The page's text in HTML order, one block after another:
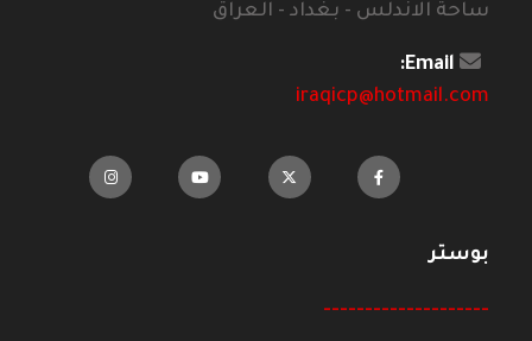
ساحة الاندلس - بغداد - العراق
Email:
iraqicp@hotmail.com
بوستر
--------------------